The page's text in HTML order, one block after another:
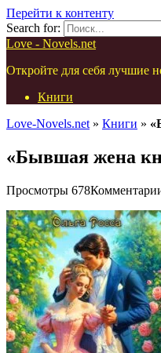
Перейти к контенту
Search for:
Love - Novels.net
Откройте для себя лучшие
Книги
Love-Novels.net » Книги »
«Бывшая жена
Просмотры 678